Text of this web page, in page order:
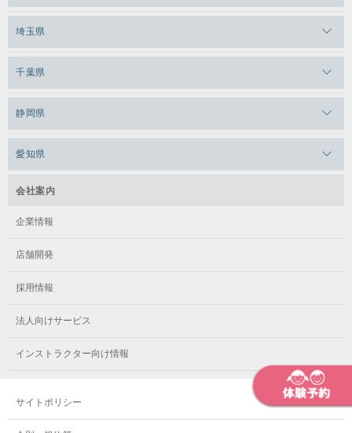
メガロス日比谷シャンテ
メガロス田端
メガロスルフレ田端
メガロスキッズ錦糸町
メガロス葛飾
メガロス三鷹
メガロスルフレ三鷹
メガロスルフレ武蔵小金井
メガロス小平テニススクール
メガロス上永谷
メガロスルフレ上永谷
メガロス日吉
メガロス綱島
メガロスルフレ綱島
メガロス市ヶ尾
メガロス鷺沼
メガロスルフレ鷺沼
メガロス相模大野
メガロス大和
埼玉県
メガロスルフレ草加
千葉県
メガロス本八幡
静岡県
愛知県
メガロステラッセ納屋橋
メガロス千種
会社案内
企業情報
店舗開発
採用情報
法人向けサービス
インストラクター向け情報
サイトポリシー